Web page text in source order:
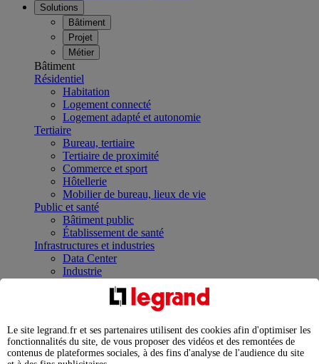
Solutions
Bâtiment
Projet
Métier
Bâtiment
Résidentiel
Habitation
Logement connecté
Logement adapté et autonomie
Tertiaire
Bureau, tertiaire
Tertiaire de proximité
Commerce et sport
Hôtellerie
Mobilier de bureau, lieux de vie
Public et santé
Bâtiment public
Établissement de santé
Infrastructures et industries
Data Center
Industrie
Infrastructures
Contrôler et planifier le fonctionnement des appareils
Répartir et optimiser son tableau électrique
Legrand Data Center Solutions : concentrer les
expertises au service de vos performances
Le site legrand.fr et ses partenaires utilisent des cookies afin d'optimiser les
fonctionnalités du site, de vous proposer des vidéos et des remontées de
contenus de plateformes sociales, à des fins d'analyse de l'audience du site